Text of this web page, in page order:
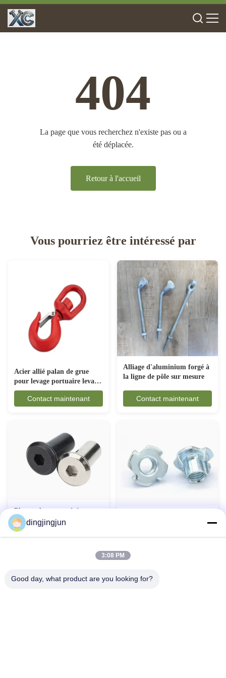
404
La page que vous recherchez n'existe pas ou a
été déplacée.
Retour à l'accueil
Vous pourriez être intéressé par
Acier allié palan de grue
pour levage portuaire levage
ingénierie construction œil
de poisson
Contact maintenant
Alliage d'aluminium forgé à
la ligne de pôle sur mesure
Contact maintenant
Plaque de serrage à écrou
carré à bord inversé en acier
inoxydable, capuchon de vis,
classe 4.8 6.8
Lourde
dingjingjun
3:08 PM
Good day, what product are you looking for?